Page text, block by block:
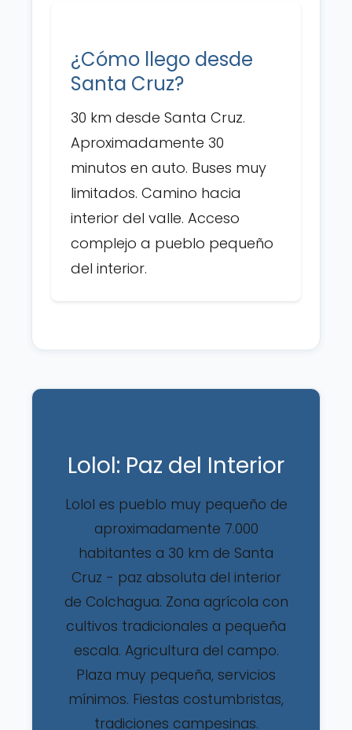
¿Cómo llego desde
Santa Cruz?
30 km desde Santa Cruz.
Aproximadamente 30
minutos en auto. Buses muy
limitados. Camino hacia
interior del valle. Acceso
complejo a pueblo pequeño
del interior.
Lolol: Paz del Interior
Lolol es pueblo muy pequeño de
aproximadamente 7.000
habitantes a 30 km de Santa
Cruz - paz absoluta del interior
de Colchagua. Zona agrícola con
cultivos tradicionales a pequeña
escala. Agricultura del campo.
Plaza muy pequeña, servicios
mínimos. Fiestas costumbristas,
tradiciones campesinas.